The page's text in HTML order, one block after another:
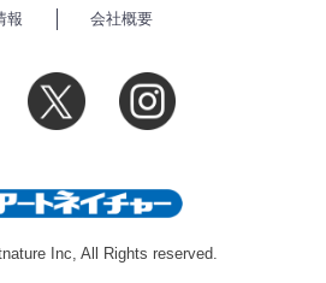
報 会社概要
Inc, All Rights reserved.